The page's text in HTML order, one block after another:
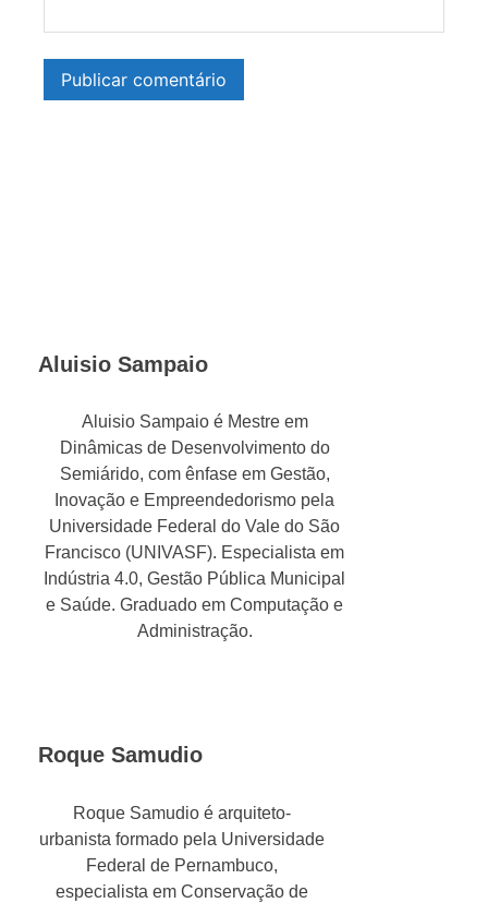
Aluisio Sampaio
Aluisio Sampaio é Mestre em
Dinâmicas de Desenvolvimento do
Semiárido, com ênfase em Gestão,
Inovação e Empreendedorismo pela
Universidade Federal do Vale do São
Francisco (UNIVASF). Especialista em
Indústria 4.0, Gestão Pública Municipal
e Saúde. Graduado em Computação e
Administração.
Roque Samudio
Roque Samudio é arquiteto-
urbanista formado pela Universidade
Federal de Pernambuco,
especialista em Conservação de